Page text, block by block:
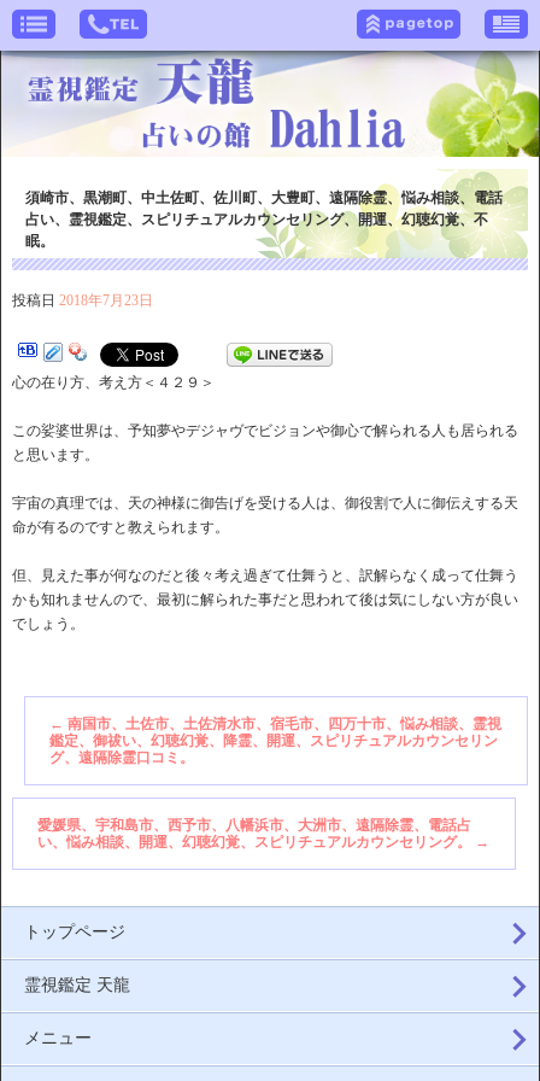
須崎市、黒潮町、中土佐町、佐川町、大豊町、遠隔除霊、悩み相談、電話
占い、霊視鑑定、スピリチュアルカウンセリング、開運、幻聴幻覚、不
眠。
投稿日 2018年7月23日
心の在り方、考え方＜４２９＞
この娑婆世界は、予知夢やデジャヴでビジョンや御心で解られる人も居られる
と思います。
宇宙の真理では、天の神様に御告げを受ける人は、御役割で人に御伝えする天
命が有るのですと教えられます。
但、見えた事が何なのだと後々考え過ぎて仕舞うと、訳解らなく成って仕舞う
かも知れませんので、最初に解られた事だと思われて後は気にしない方が良い
でしょう。
← 南国市、土佐市、土佐清水市、宿毛市、四万十市、悩み相談、霊視
鑑定、御祓い、幻聴幻覚、降霊、開運、スピリチュアルカウンセリン
グ、遠隔除霊口コミ。
愛媛県、宇和島市、西予市、八幡浜市、大洲市、遠隔除霊、電話占
い、悩み相談、開運、幻聴幻覚、スピリチュアルカウンセリング。
→
トップページ
霊視鑑定 天龍
メニュー